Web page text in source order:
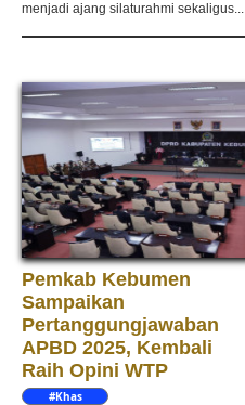
menjadi ajang silaturahmi sekaligus...
Pemkab Kebumen
Sampaikan
Pertanggungjawaban
APBD 2025, Kembali
Raih Opini WTP
#Khas